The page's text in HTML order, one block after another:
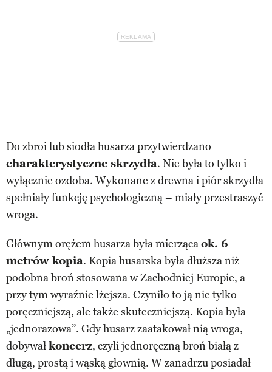
Do zbroi lub siodła husarza przytwierdzano
charakterystyczne skrzydła. Nie była to tylko i
wyłącznie ozdoba. Wykonane z drewna i piór skrzydła
spełniały funkcję psychologiczną – miały przestraszyć
wroga.
Głównym orężem husarza była mierzącaok. 6
metrów kopia. Kopia husarska była dłuższa niż
podobna broń stosowana w Zachodniej Europie, a
przy tym wyraźnie lżejsza. Czyniło to ją nie tylko
poręczniejszą, ale także skuteczniejszą. Kopia była
„jednorazowa”. Gdy husarz zaatakował nią wroga,
dobywałkoncerz, czyli jednoręczną broń białą z
długą, prostą i wąską głownią. W zanadrzu posiadał